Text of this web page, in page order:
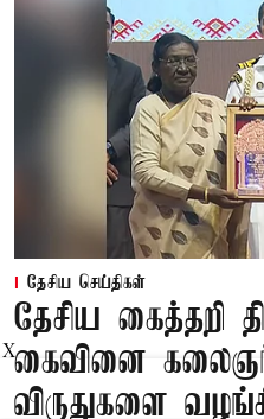
தேசிய செய்திகள்
தேசிய கைத்தறி
கைவினை
விருதுகளை
X